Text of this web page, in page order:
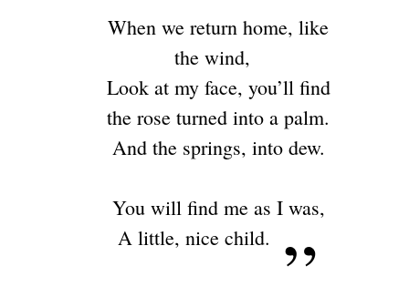
When we return home, like
the wind,
Look at my face, you’ll find
the rose turned into a palm.
And the springs, into dew.
You will find me as I was,
A little, nice child.